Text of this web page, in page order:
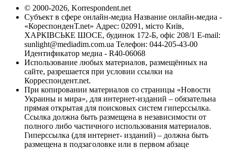
© 2000-2026, Korrespondent.net
Субъект в сфере онлайн-медиа Название онлайн-медиа -
«КореспонденТ.net» Адрес: 02091, місто Київ,
ХАРКІВСЬКЕ ШОСЕ, будинок 172-Б, офіс 208/1 E-mail:
sunlight@mediadim.com.ua Телефон: 044-205-43-00
Идентификатор медиа - R40-06068
Использование любых материалов, размещённых на
сайте, разрешается при условии ссылки на
Корреспондент.net.
При копировании материалов со страницы «Новости
Украины и мира», для интернет-изданий – обязательна
прямая открытая для поисковых систем гиперссылка.
Ссылка должна быть размещена в независимости от
полного либо частичного использования материалов.
Гиперссылка (для интернет- изданий) – должна быть
размещена в подзаголовке или в первом абзаце